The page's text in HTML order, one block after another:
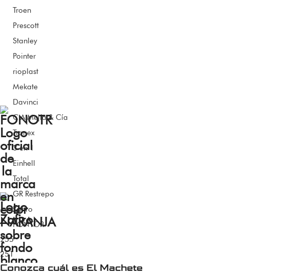
Troen
Prescott
Stanley
Pointer
rioplast
Mekate
Davinci
C.A Mejía & Cía
Tronex
3 en 1
Einhell
Total
GR Restrepo
Zafiro
FONTOR
255
251
Conozca cuál es El Machete